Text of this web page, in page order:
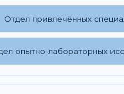
Отдел привлечённых
опытно-лабораторных